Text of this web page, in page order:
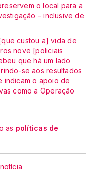
o local para a
– inclusive de
custou a] vida de
nove [policiais
que há um lado
se aos resultados
indicam o apoio de
como a Operação
as políticas de